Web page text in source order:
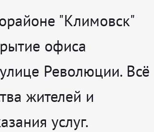
"Климовск"
офиса
Революции. Всё
жителей и
услуг.